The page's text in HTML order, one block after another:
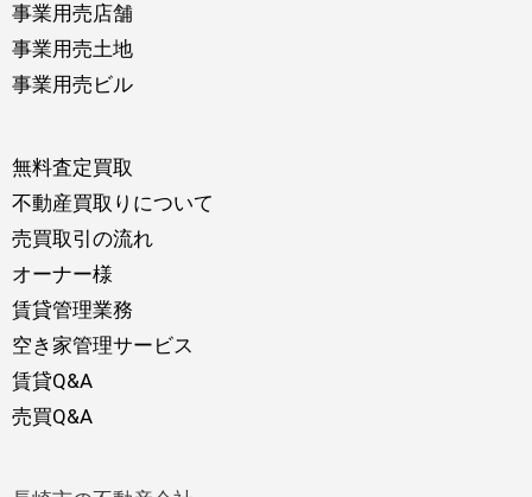
事業用売店舗
事業用売土地
事業用売ビル
無料査定買取
不動産買取りについて
売買取引の流れ
オーナー様
賃貸管理業務
空き家管理サービス
賃貸Q&A
売買Q&A